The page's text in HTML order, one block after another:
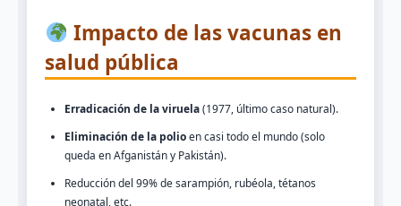
Impacto de las vacunas en
salud pública
Erradicación de la viruela(1977, último caso natural).
Eliminación de la polioen casi todo el mundo (solo
queda en Afganistán y Pakistán).
Reducción del 99% de sarampión, rubéola, tétanos
neonatal, etc.